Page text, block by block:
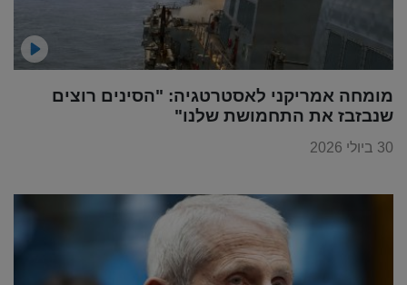
מומחה אמריקני לאסטרטגיה: "הסינים רוצים
שנבזבז את התחמושת שלנו"
30 ביולי 2026